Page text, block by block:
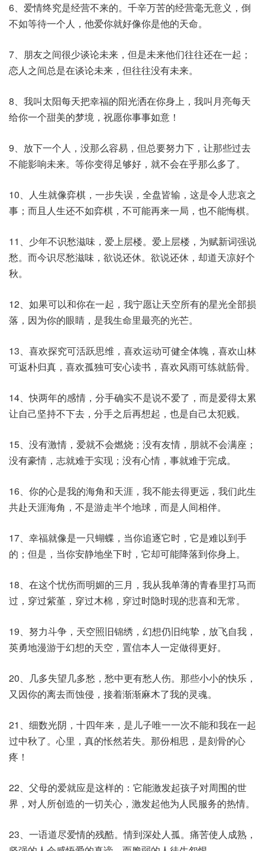
6、爱情终究是经营不来的。千辛万苦的经营毫无意义，倒
不如等待一个人，他爱你就好像你是他的天命。
7、朋友之间很少谈论未来，但是未来他们往往还在一起；
恋人之间总是在谈论未来，但往往没有未来。
8、我叫太阳每天把幸福的阳光洒在你身上，我叫月亮每天
给你一个甜美的梦境，祝愿你事事如意！
9、放下一个人，没那么容易，但总要努力下，让那些过去
不能影响未来。等你变得足够好，就不会在乎那么多了。
10、人生就像弈棋，一步失误，全盘皆输，这是令人悲哀之
事；而且人生还不如弈棋，不可能再来一局，也不能悔棋。
11、少年不识愁滋味，爱上层楼。爱上层楼，为赋新词强说
愁。而今识尽愁滋味，欲说还休。欲说还休，却道天凉好个
秋。
12、如果可以和你在一起，我宁愿让天空所有的星光全部损
落，因为你的眼睛，是我生命里最亮的光芒。
13、喜欢探究可活跃思维，喜欢运动可健全体魄，喜欢山林
可返朴归真，喜欢孤独可安心读书，喜欢风雨可练就筋骨。
14、快两年的感情，分手确实不是说不爱了，而是爱得太累
让自己坚持不下去，分手之后再想起，也是自己太犯贱。
15、没有激情，爱就不会燃烧；没有友情，朋就不会满座；
没有豪情，志就难于实现；没有心情，事就难于完成。
16、你的心是我的海角和天涯，我不能去得更远，我们此生
共赴天涯海角，不是游走半个地球，而是人间相伴。
17、幸福就像是一只蝴蝶，当你追逐它时，它是难以到手
的；但是，当你安静地坐下时，它却可能降落到你身上。
18、在这个忧伤而明媚的三月，我从我单薄的青春里打马而
过，穿过紫堇，穿过木棉，穿过时隐时现的悲喜和无常。
19、努力斗争，天空照旧锦绣，幻想仍旧纯挚，放飞自我，
英勇地漫游于幻想的天空，置信本人一定做得更好。
20、几多失望几多愁，愁中更有愁人伤。那些小小的快乐，
又因你的离去而蚀侵，接着渐渐麻木了我的灵魂。
21、细数光阴，十四年来，是儿子唯一一次不能和我在一起
过中秋了。心里，真的怅然若失。那份相思，是刻骨的心
疼！
22、父母的爱就应是这样的：它能激发起孩子对周围的世
界，对人所创造的一切关心，激发起他为人民服务的热情。
23、一语道尽爱情的残酷。情到深处人孤。痛苦使人成熟，